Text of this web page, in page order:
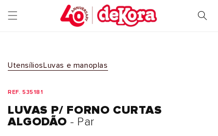
para o
conteúdo
UtensíliosLuvas e manoplas
REF. 535181
LUVAS P/ FORNO CURTAS
ALGODÃO - Par